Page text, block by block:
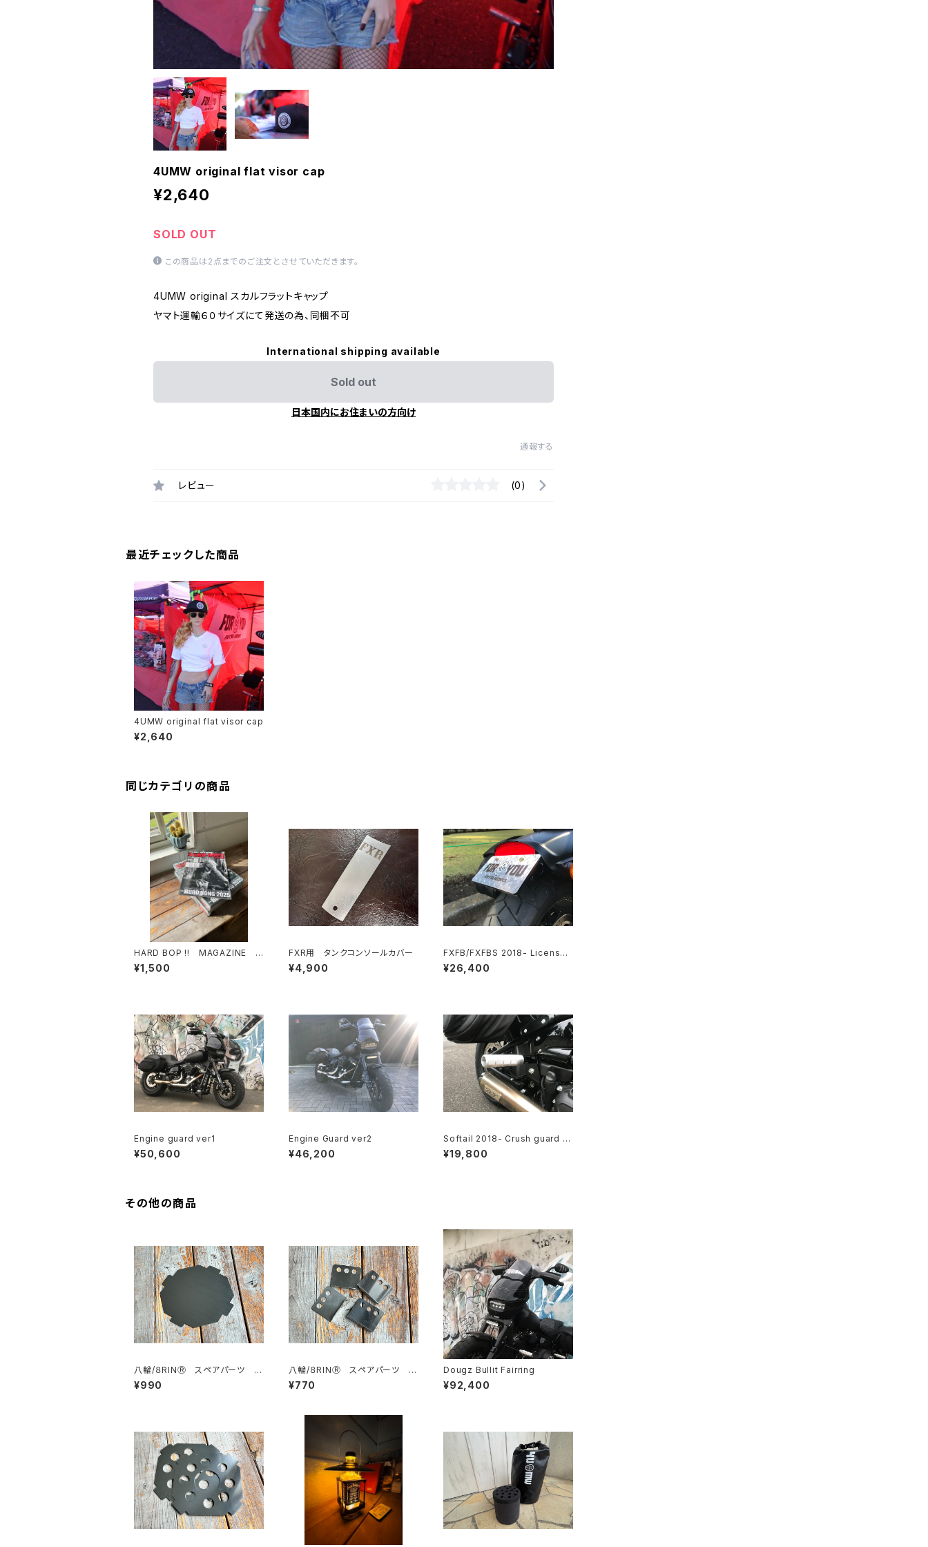
4UMW original flat visor cap
¥2,640
SOLD OUT
この商品は2点までのご注文とさせていただきます。
4UMW original スカルフラットキャップ
ヤマト運輸６０サイズにて発送の為、同梱不可
International shipping available
Sold out
日本国内にお住まいの方向け
通報する
レビュー (0)
最近チェックした商品
4UMW original flat visor cap
¥2,640
同じカテゴリの商品
HARD BOP ‼ MAGAZINE V
ol.6
¥1,500
FXR用 タンクコンソールカバー
¥4,900
FXFB/FXFBS 2018- License
plate relocation kit
¥26,400
Engine guard ver1
¥50,600
Engine Guard ver2
¥46,200
Softail 2018- Crush guard re
ar
¥19,800
その他の商品
八輪/８RINⓇ スペアパーツ 底
板（マイナーチェンジ）
¥990
八輪/８RINⓇ スペアパーツ 調
整プレート
¥770
Dougz Bullit Fairring
¥92,400